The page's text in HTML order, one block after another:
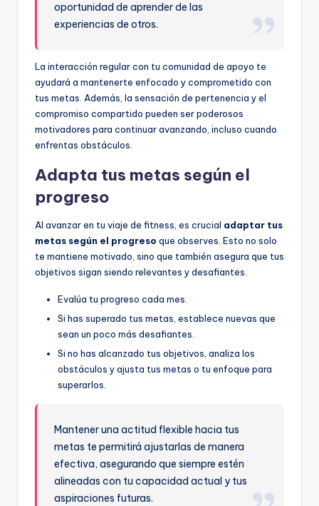
oportunidad de aprender de las
experiencias de otros.
La interacción regular con tu comunidad de apoyo te
ayudará a mantenerte enfocado y comprometido con
tus metas. Además, la sensación de pertenencia y el
compromiso compartido pueden ser poderosos
motivadores para continuar avanzando, incluso cuando
enfrentas obstáculos.
Adapta tus metas según el
progreso
Al avanzar en tu viaje de fitness, es crucial adaptar tus
metas según el progreso que observes. Esto no solo
te mantiene motivado, sino que también asegura que tus
objetivos sigan siendo relevantes y desafiantes.
Evalúa tu progreso cada mes.
Si has superado tus metas, establece nuevas que
sean un poco más desafiantes.
Si no has alcanzado tus objetivos, analiza los
obstáculos y ajusta tus metas o tu enfoque para
superarlos.
Mantener una actitud flexible hacia tus
metas te permitirá ajustarlas de manera
efectiva, asegurando que siempre estén
alineadas con tu capacidad actual y tus
aspiraciones futuras.